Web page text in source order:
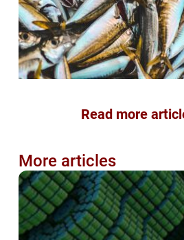
Read more
More articles